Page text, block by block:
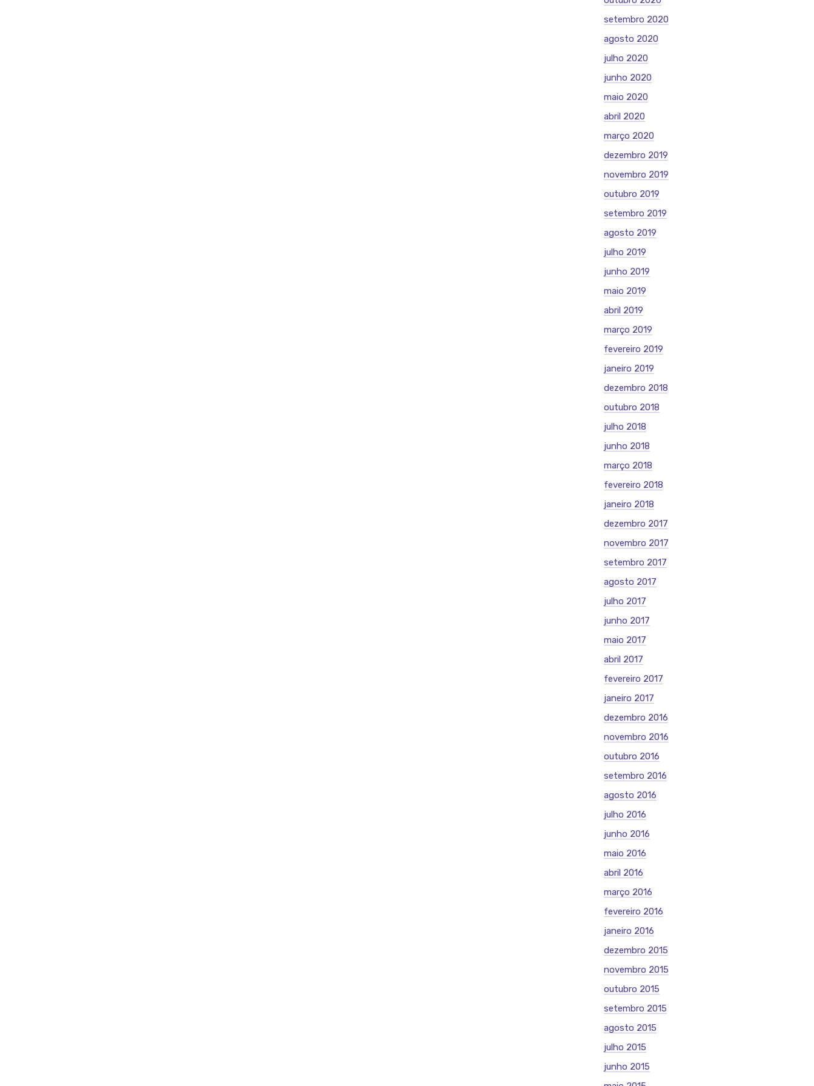
setembro 2020
agosto 2020
julho 2020
junho 2020
maio 2020
abril 2020
março 2020
dezembro 2019
novembro 2019
outubro 2019
setembro 2019
agosto 2019
julho 2019
junho 2019
maio 2019
abril 2019
março 2019
fevereiro 2019
janeiro 2019
dezembro 2018
outubro 2018
julho 2018
junho 2018
março 2018
fevereiro 2018
janeiro 2018
dezembro 2017
novembro 2017
setembro 2017
agosto 2017
julho 2017
junho 2017
maio 2017
abril 2017
fevereiro 2017
janeiro 2017
dezembro 2016
novembro 2016
outubro 2016
setembro 2016
agosto 2016
julho 2016
junho 2016
maio 2016
abril 2016
março 2016
fevereiro 2016
janeiro 2016
dezembro 2015
novembro 2015
outubro 2015
setembro 2015
agosto 2015
julho 2015
junho 2015